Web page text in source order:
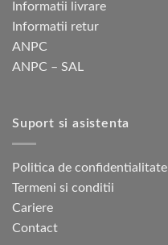
Informatii livrare
Informatii retur
ANPC
ANPC – SAL
Suport si asistenta
Politica de confidentialitate
Termeni si conditii
Cariere
Contact